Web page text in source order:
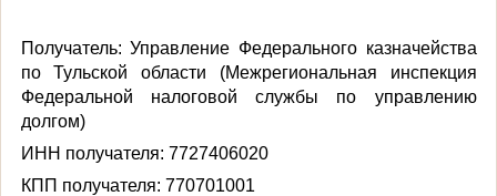
Получатель: Управление Федерального казначейства
по Тульской области (Межрегиональная инспекция
Федеральной налоговой службы по управлению
долгом)
ИНН получателя: 7727406020
КПП получателя: 770701001